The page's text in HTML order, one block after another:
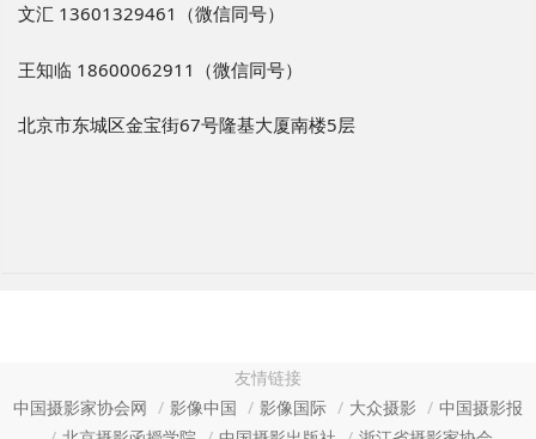
文汇 13601329461（微信同号）
王知临 18600062911（微信同号）
北京市东城区金宝街67号隆基大厦南楼5层
友情链接
中国摄影家协会网
影像中国 影像国际 大众摄影
中国摄影报